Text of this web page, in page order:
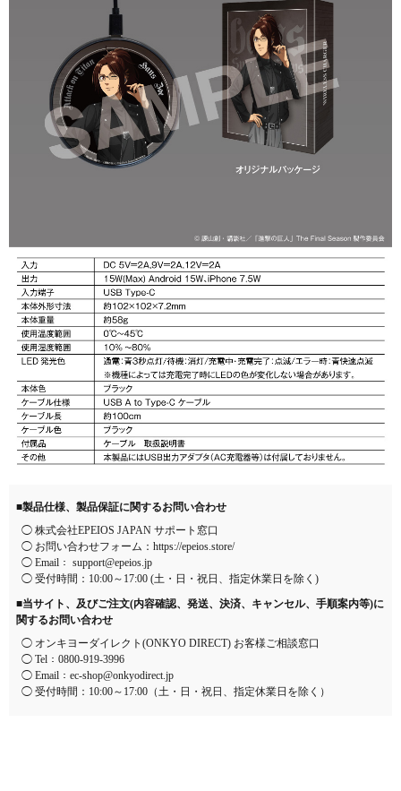
■製品仕様、製品保証に関するお問い合わせ
◯ 株式会社EPEIOS JAPAN サポート窓口
◯ お問い合わせフォーム：https://epeios.store/
◯ Email：support@epeios.jp
◯ 受付時間：10:00～17:00 (土・日・祝日、指定休業日を除く)
■当サイト、及びご注文(内容確認、発送、決済、キャンセル、手順案内等)に
関するお問い合わせ
◯ オンキヨーダイレクト(ONKYO DIRECT) お客様ご相談窓口
◯ Tel：0800-919-3996
◯ Email：ec-shop@onkyodirect.jp
◯ 受付時間：10:00～17:00（土・日・祝日、指定休業日を除く）